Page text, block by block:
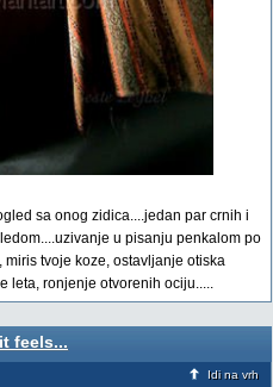
sa onog zidica....jedan par crnih i
u pisanju penkalom po
tvoje koze, ostavljanje otiska
leta, ronjenje otvorenih ociju.....
feels...
Idi na vrh